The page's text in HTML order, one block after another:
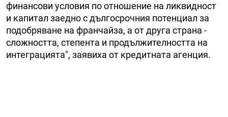
финансови условия по отношение на ликвидност
и капитал заедно с дългосрочния потенциал за
подобряване на франчайза, а от друга страна -
сложността, степента и продължителността на
интеграцията", заявиха от кредитната агенция.